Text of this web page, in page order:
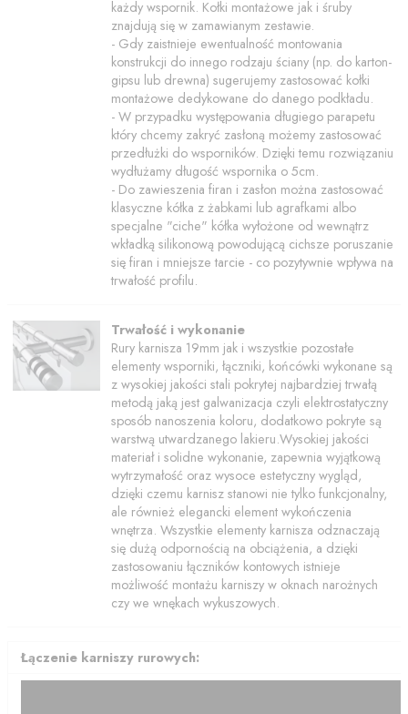
każdy wspornik. Kołki montażowe jak i śruby
znajdują się w zamawianym zestawie.
- Gdy zaistnieje ewentualność montowania
konstrukcji do innego rodzaju ściany (np. do karton-
gipsu lub drewna) sugerujemy zastosować kołki
montażowe dedykowane do danego podkładu.
- W przypadku występowania długiego parapetu
który chcemy zakryć zasłoną możemy zastosować
przedłużki do wsporników. Dzięki temu rozwiązaniu
wydłużamy długość wspornika o 5cm.
- Do zawieszenia firan i zasłon można zastosować
klasyczne kółka z żabkami lub agrafkami albo
specjalne "ciche" kółka wyłożone od wewnątrz
wkładką silikonową powodującą cichsze poruszanie
się firan i mniejsze tarcie - co pozytywnie wpływa na
trwałość profilu.
Trwałość i wykonanie
Rury karnisza 19mm jak i wszystkie pozostałe
elementy wsporniki, łączniki, końcówki wykonane są
z wysokiej jakości stali pokrytej najbardziej trwałą
metodą jaką jest galwanizacja czyli elektrostatyczny
sposób nanoszenia koloru, dodatkowo pokryte są
warstwą utwardzanego lakieru.Wysokiej jakości
materiał i solidne wykonanie, zapewnia wyjątkową
wytrzymałość oraz wysoce estetyczny wygląd,
dzięki czemu karnisz stanowi nie tylko funkcjonalny,
ale również elegancki element wykończenia
wnętrza. Wszystkie elementy karnisza odznaczają
się dużą odpornością na obciążenia, a dzięki
zastosowaniu łączników kontowych istnieje
możliwość montażu karniszy w oknach narożnych
czy we wnękach wykuszowych.
Łączenie karniszy rurowych: